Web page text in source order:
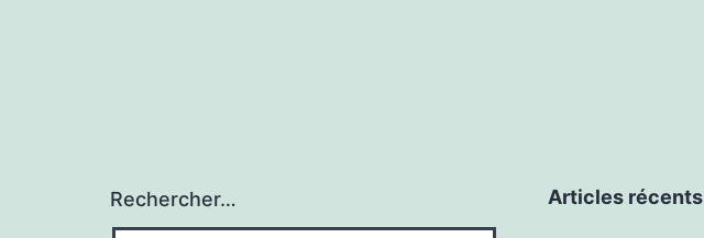
Rechercher… Articles récents